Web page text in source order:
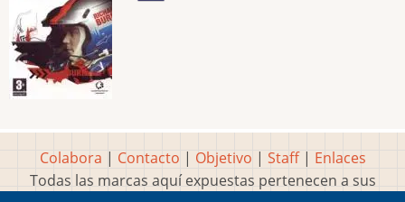
Colabora | Contacto | Objetivo | Staff| Enlaces
Todas las marcas aquí expuestas pertenecen a sus